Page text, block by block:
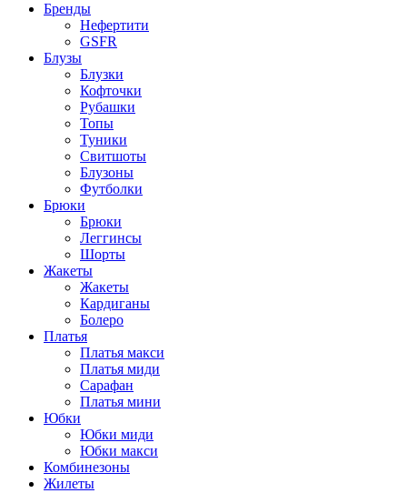
Бренды
Нефертити
GSFR
Блузы
Блузки
Кофточки
Рубашки
Топы
Туники
Свитшоты
Блузоны
Футболки
Брюки
Брюки
Леггинсы
Шорты
Жакеты
Жакеты
Кардиганы
Болеро
Платья
Платья макси
Платья миди
Сарафан
Платья мини
Юбки
Юбки миди
Юбки макси
Комбинезоны
Жилеты